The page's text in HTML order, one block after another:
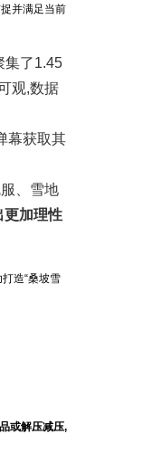
并满足当前
集了1.45
观,数据
幕获取其
、雪地
更加理性
造“桑坡雪
或解压减压,